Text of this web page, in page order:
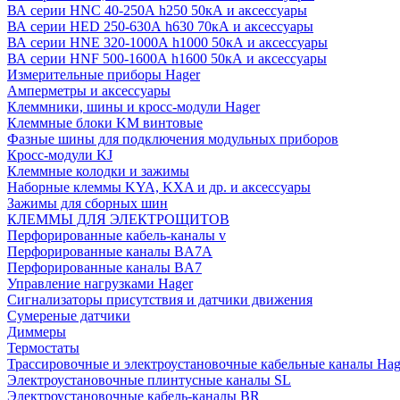
ВА серии HNC 40-250А h250 50кА и аксессуары
ВА серии HED 250-630А h630 70кА и аксессуары
ВА серии HNE 320-1000А h1000 50кА и аксессуары
ВА серии HNF 500-1600А h1600 50кА и аксессуары
Измерительные приборы Hager
Амперметры и аксессуары
Клеммники, шины и кросс-модули Hager
Клеммные блоки KM винтовые
Фазные шины для подключения модульных приборов
Кросс-модули KJ
Клеммные колодки и зажимы
Наборные клеммы KYA, KXA и др. и аксессуары
Зажимы для сборных шин
КЛЕММЫ ДЛЯ ЭЛЕКТРОЩИТОВ
Перфорированные кабель-каналы v
Перфорированные каналы BA7A
Перфорированные каналы BA7
Управление нагрузками Hager
Сигнализаторы присутствия и датчики движения
Сумереные датчики
Диммеры
Термостаты
Трассировочные и электроустановочные кабельные каналы
Электроустановочные плинтусные каналы SL
Электроустановочные кабель-каналы BR